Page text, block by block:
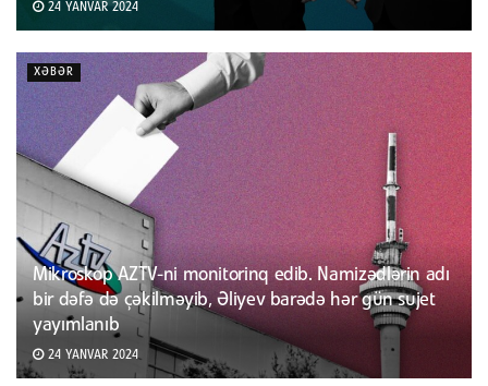
24 YANVAR 2024
XƏBƏR
Mikroskop AZTV-ni monitorinq edib. Namizədlərin adı
bir dəfə də çəkilməyib, Əliyev barədə hər gün sujet
yayımlanıb
24 YANVAR 2024